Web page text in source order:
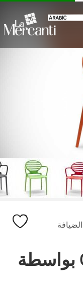
مقاعد حديثة Cokka بواسطة